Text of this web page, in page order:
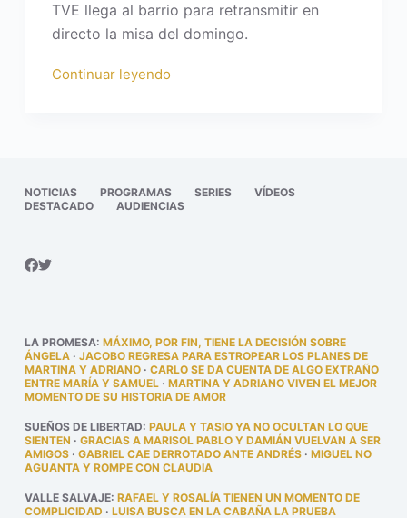
TVE llega al barrio para retransmitir en
directo la misa del domingo.
Continuar leyendo
NOTICIAS PROGRAMAS SERIES
VÍDEOS
DESTACADO
AUDIENCIAS
LA PROMESA: MÁXIMO, POR FIN, TIENE LA DECISIÓN SOBRE
ÁNGELA· JACOBO REGRESA PARA ESTROPEAR LOS PLANES DE
MARTINA Y ADRIANO· CARLO SE DA CUENTA DE ALGO EXTRAÑO
ENTRE MARÍA Y SAMUEL· MARTINA Y ADRIANO VIVEN EL MEJOR
MOMENTO DE SU HISTORIA DE AMOR
SUEÑOS DE LIBERTAD: PAULA Y TASIO YA NO OCULTAN LO QUE
SIENTEN · GRACIAS A MARISOL PABLO Y DAMIÁN VUELVAN A SER
AMIGOS· GABRIEL CAE DERROTADO ANTE ANDRÉS· MIGUEL NO
AGUANTA Y ROMPE CON CLAUDIA
VALLE SALVAJE: RAFAEL Y ROSALÍA TIENEN UN MOMENTO DE
COMPLICIDAD · LUISA BUSCA EN LA CABAÑA LA PRUEBA